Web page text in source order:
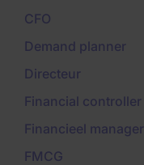
CFO
Demand planner
Directeur
Financial controller
Financieel manager
FMCG